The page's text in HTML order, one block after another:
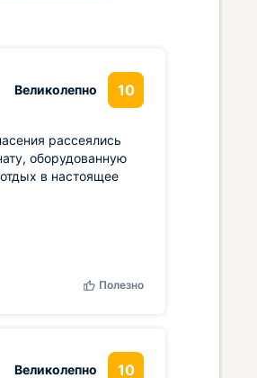
Великолепно 10
рассеялись
оборудованную
в настоящее
Полезно
Великолепно 10